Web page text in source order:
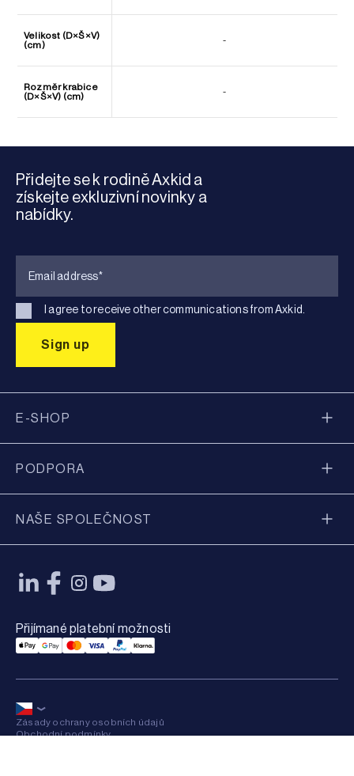
Velikost (D×Š×V)
(cm)
-
Rozměr krabice
(D×Š×V) (cm)
-
Přidejte se k rodině Axkid a
získejte exkluzivní novinky a
nabídky.
I agree to receive other communications from Axkid.
E-SHOP
PODPORA
NAŠE SPOLEČNOST
Přijímané platební možnosti
Applepay Payment
Googlepay Payment
Mastercard Payment
Visa Payment
Paypal Payment
Klarna Payment
Zásady ochrany osobních údajů
Obchodní podmínky